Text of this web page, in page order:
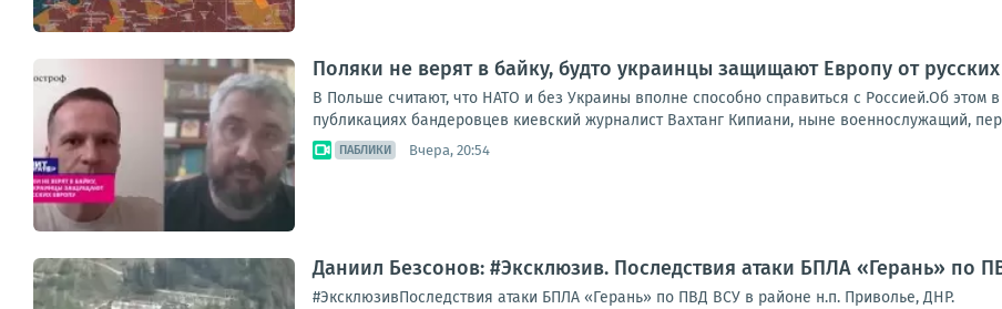
Поляки не верят в байку, будто украинцы защищают Европу от
В Польше считают, что НАТО и без Украины вполне способно справиться с Россией.Об
публикациях бандеровцев киевский журналист Вахтанг Кипиани, ныне военнослужащий,
ПАБЛИКИ Вчера, 20:54
Даниил Безсонов: #Эксклюзив. Последствия атаки БПЛА «Герань» по
#ЭксклюзивПоследствия атаки БПЛА «Герань» по ПВД ВСУ в районе н.п. Приволье, ДНР.